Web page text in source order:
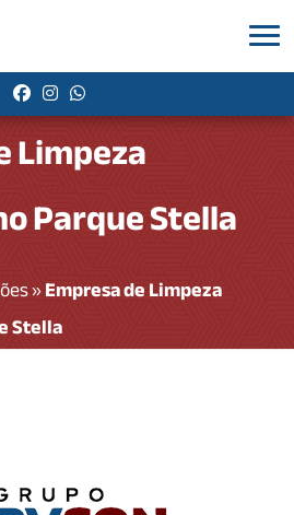
Limpeza
Parque Stella
»Empresa de Limpeza
Stella